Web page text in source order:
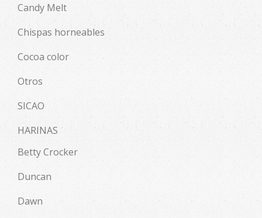
Candy Melt
Chispas horneables
Cocoa color
Otros
SICAO
HARINAS
Betty Crocker
Duncan
Dawn